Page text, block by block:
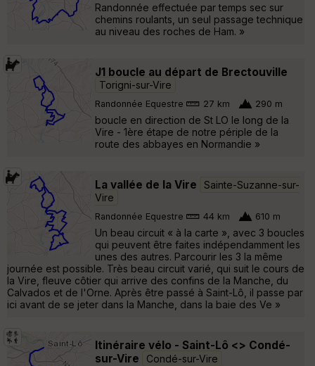
Randonnée effectuée par temps sec sur
chemins roulants, un seul passage technique
au niveau des roches de Ham. »
J1 boucle au départ de Brectouville
Torigni-sur-Vire
Randonnée Equestre 27 km 290 m
boucle en direction de St LO le long de la
Vire - 1ère étape de notre périple de la
route des abbayes en Normandie »
La vallée de la Vire
Sainte-Suzanne-sur-
Vire
Randonnée Equestre 44 km 610 m
Un beau circuit « à la carte », avec 3 boucles
qui peuvent être faites indépendamment les
unes des autres. Parcourir les 3 la même
journée est possible. Très beau circuit varié, qui suit le cours de
la Vire, fleuve côtier qui arrive des confins de la Manche, du
Calvados et de l'Orne. Après être passé à Saint-Lô, il passe par
ici avant de se jeter dans la Manche, dans la baie des Ve »
Itinéraire vélo - Saint-Lô <> Condé-
sur-Vire
Condé-sur-Vire